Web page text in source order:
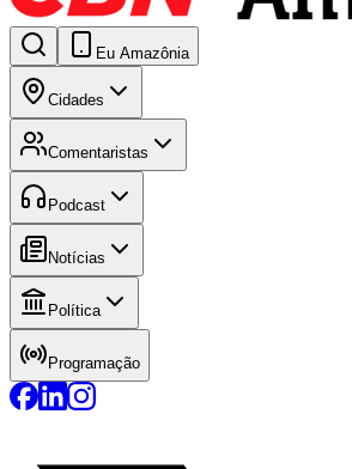
Eu Amazônia
Cidades
Comentaristas
Podcast
Notícias
Política
Programação